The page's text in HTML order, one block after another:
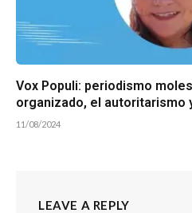
Vox Populi: periodismo
organizado, el autoritarismo
11/08/2024
LEAVE A REPLY